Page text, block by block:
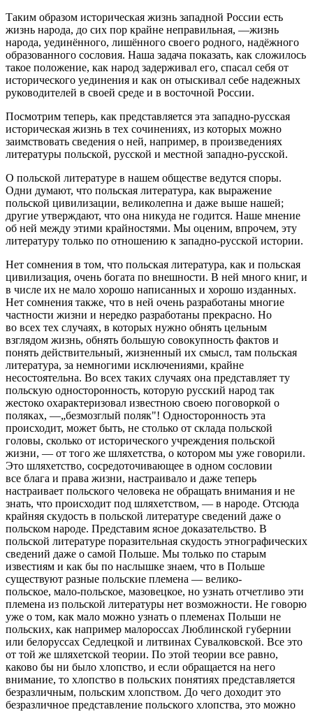
Таким образом историческая жизнь западной России есть
жизнь народа, до сих пор крайне неправильная, —жизнь
народа, уединённого, лишённого своего родного, надёжного
образованного сословия. Наша задача показать, как сложилось
такое положение, как народ задерживал его, спасал себя от
исторического уединения и как он отыскивал себе надежных
руководителей в своей среде и в восточной России.
Посмотрим теперь, как представляется эта западно-русская
историческая жизнь в тех сочинениях, из которых можно
заимствовать сведения о ней, например, в произведениях
литературы польской, русской и местной западно-русской.
О польской литературе в нашем обществе ведутся споры.
Одни думают, что польская литература, как выражение
польской цивилизации, великолепна и даже выше нашей;
другие утверждают, что она никуда не годится. Наше мнение
об ней между этими крайностями. Мы оценим, впрочем, эту
литературу только по отношению к западно-русской истории.
Нет сомнения в том, что польская литература, как и польская
цивилизация, очень богата по внешности. В ней много книг, и
в числе их не мало хорошо написанных и хорошо изданных.
Нет сомнения также, что в ней очень разработаны многие
частности жизни и нередко разработаны прекрасно. Но
во всех тех случаях, в которых нужно обнять цельным
взглядом жизнь, обнять большую совокупность фактов и
понять действительный, жизненный их смысл, там польская
литература, за немногими исключениями, крайне
несостоятельна. Во всех таких случаях она представляет ту
польскую односторонность, которую русский народ так
жестоко охарактеризовал известною своею поговоркой о
поляках, —„безмозглый поляк"! Односторонность эта
происходит, может быть, не столько от склада польской
головы, сколько от исторического учреждения польской
жизни, — от того же шляхетства, о котором мы уже говорили.
Это шляхетство, сосредоточивающее в одном сословии
все блага и права жизни, настраивало и даже теперь
настраивает польского человека не обращать внимания и не
знать, что происходит под шляхетством, — в народе. Отсюда
крайняя скудость в польской литературе сведений даже о
польском народе. Представим ясное доказательство. В
польской литературе поразительная скудость этнографических
сведений даже о самой Польше. Мы только по старым
известиям и как бы по наслышке знаем, что в Польше
существуют разные польские племена — велико-
польское, мало-польское, мазовецкое, но узнать отчетливо эти
племена из польской литературы нет возможности. Не говорю
уже о том, как мало можно узнать о племенах Польши не
польских, как например малороссах Люблинской губернии
или белоруссах Седлецкой и литвинах Сувалковской. Все это
от той же шляхетской теории. По этой теории все равно,
каково бы ни было хлопство, и если обращается на него
внимание, то хлопство в польских понятиях представляется
безразличным, польским хлопством. До чего доходит это
безразличное представление польского хлопства, это можно